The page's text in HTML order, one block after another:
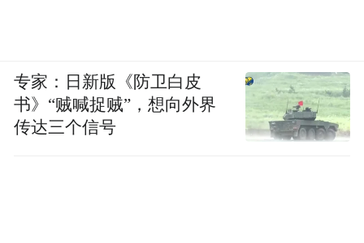
专家：日新版《防卫白皮
书》“贼喊捉贼”，想向外界
传达三个信号